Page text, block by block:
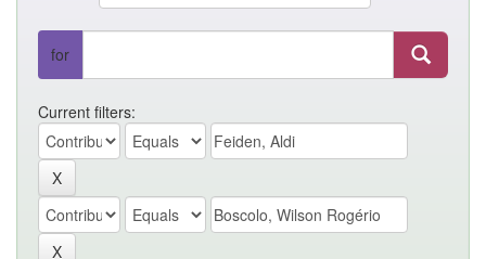
for
Current filters: